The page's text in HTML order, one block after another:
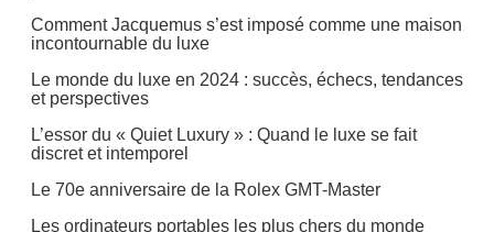
Comment Jacquemus s’est imposé comme une maison
incontournable du luxe
Le monde du luxe en 2024 : succès, échecs, tendances
et perspectives
L’essor du « Quiet Luxury » : Quand le luxe se fait
discret et intemporel
Le 70e anniversaire de la Rolex GMT-Master
Les ordinateurs portables les plus chers du monde